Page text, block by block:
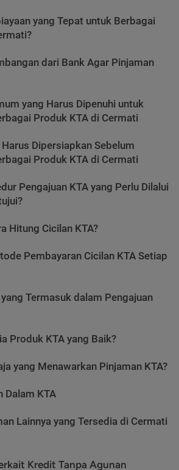
yang Tepat untuk Berbagai
dari Bank Agar Pinjaman
yang Harus Dipenuhi untuk
Produk KTA di Cermati
Dipersiapkan Sebelum
Produk KTA di Cermati
Pengajuan KTA yang Perlu Dilalui
Hitung Cicilan KTA?
Pembayaran Cicilan KTA Setiap
Termasuk dalam Pengajuan
Produk KTA yang Baik?
yang Menawarkan Pinjaman KTA?
Dalam KTA
Lainnya yang Tersedia di Cermati
Kredit Tanpa Agunan